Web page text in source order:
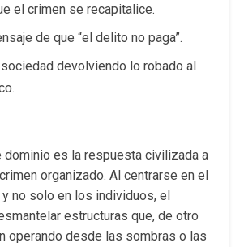
el crimen se recapitalice.
de que “el delito no paga”.
sociedad devolviendo lo robado al
dominio es la respuesta civilizada a
organizado. Al centrarse en el
no solo en los individuos, el
estructuras que, de otro
operando desde las sombras o las